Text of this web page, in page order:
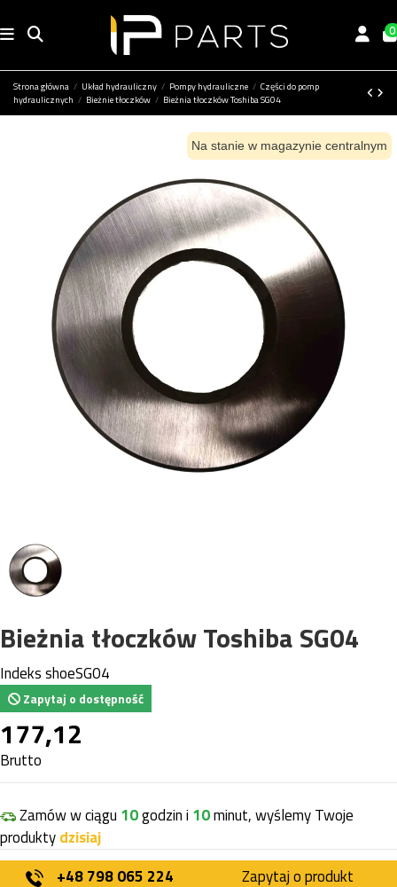
0
Strona główna Układ hydrauliczny Pompy hydrauliczne
Części do pomp
hydraulicznych
Bieżnie tłoczków Bieżnia tłoczków Toshiba SG04
Na stanie w magazynie centralnym
Bieżnia tłoczków Toshiba SG04
IndeksshoeSG04
Zapytaj o dostępność
177,12
Brutto
Zamów w ciągu 10godzin i 10minut, wyślemy Twoje
produktydzisiaj
+48 798 065 224
Zapytaj o produkt